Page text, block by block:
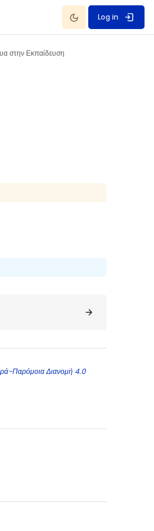
Dark Mode
Log in
στην Εκπαίδευση
Παρόμοια Διανομή 4.0